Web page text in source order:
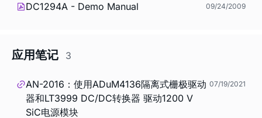
DC1294A - Demo Manual 09/24/2009
应用笔记 3
AN-2016：使用ADuM4136隔离式栅极驱动
器和LT3999 DC/DC转换器 驱动1200 V
SiC电源模块
07/19/2021